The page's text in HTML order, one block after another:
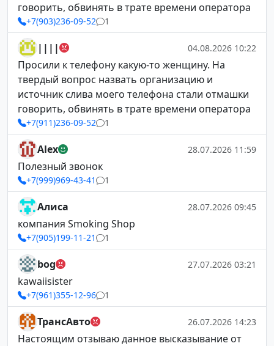
говорить, обвинять в трате времени оператора
+7(903)236-09-52 1
|||| 04.08.2026 10:22
Просили к телефону какую-то женщину. На
твердый вопрос назвать организацию и
источник слива моего телефона стали отмашки
говорить, обвинять в трате времени оператора
+7(911)236-09-52 1
Alex 28.07.2026 11:59
Полезный звонок
+7(999)969-43-41 1
Алиса 28.07.2026 09:45
компания Smoking Shop
+7(905)199-11-21 1
bog 27.07.2026 03:21
kawaiisister
+7(961)355-12-96 1
ТрансАвто 26.07.2026 14:23
Настоящим отзываю данное высказывание от